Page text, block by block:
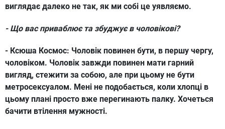
виглядає далеко не так, як ми собі це уявляємо.
- Що вас приваблює та збуджує в чоловікові?
- Ксюша Космос: Чоловік повинен бути, в першу чергу,
чоловіком. Чоловік завжди повинен мати гарний
вигляд, стежити за собою, але при цьому не бути
метросексуалом. Мені не подобається, коли хлопці в
цьому плані просто вже перегинають палку. Хочеться
бачити втілення мужності.